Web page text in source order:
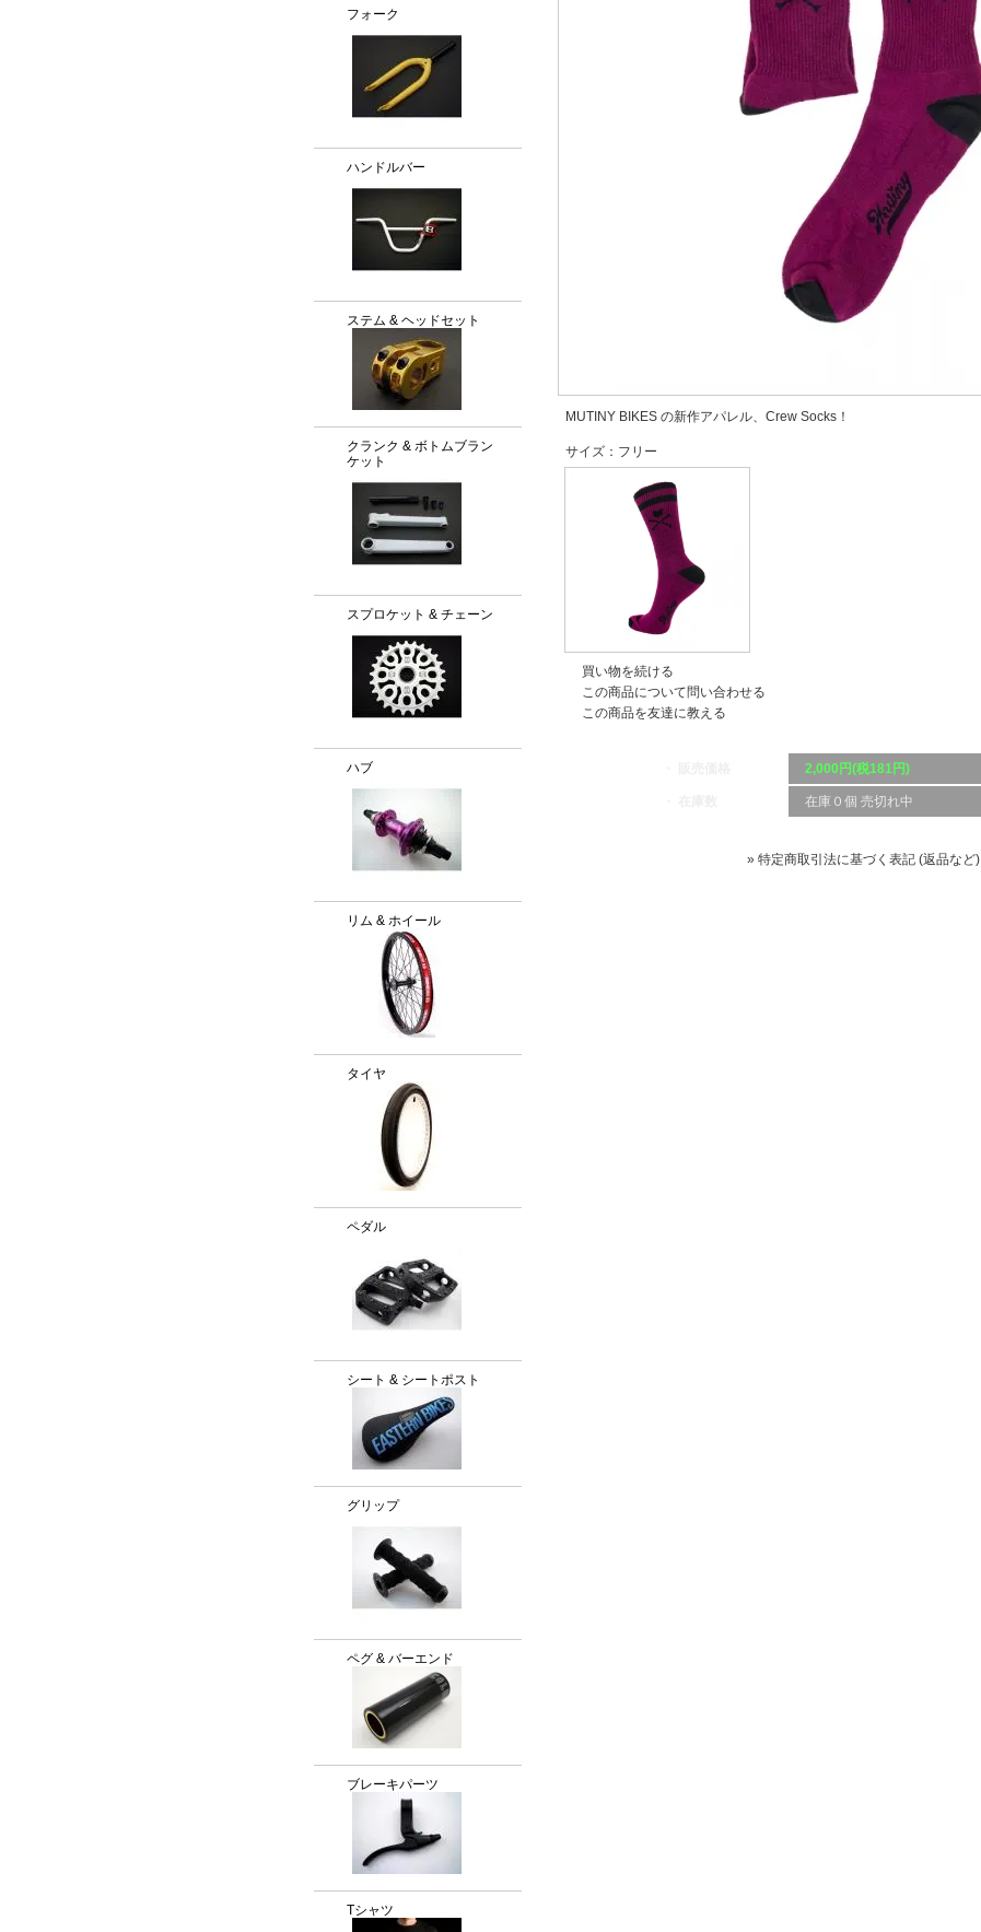
フォーク
ハンドルバー
ステム & ヘッドセット
クランク & ボトムブラン
ケット
スプロケット & チェーン
ハブ
リム & ホイール
タイヤ
ペダル
シート & シートポスト
グリップ
ペグ & バーエンド
ブレーキパーツ
Tシャツ
MUTINY BIKES の新作アパレル、Crew Socks！
サイズ：フリー
買い物を続ける
この商品について問い合わせる
この商品を友達に教える
2,000円(税181円)
在庫０個 売切れ中
» 特定商取引法に基づく表記 (返品など)